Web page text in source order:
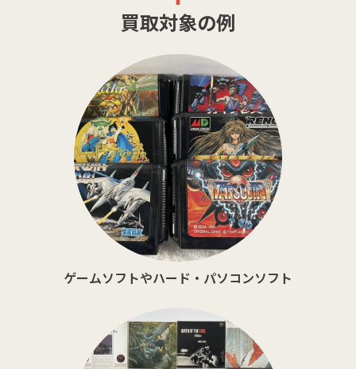
買取対象の例
ゲームソフトやハード・パソコンソフト